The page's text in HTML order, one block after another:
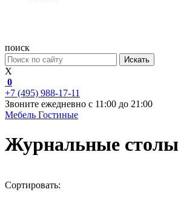
поиск
Искать
X
0
+7 (495) 988-17-11
Звоните ежедневно с 11:00 до 21:00
Мебель Гостиные
Журнальные
Сортировать: